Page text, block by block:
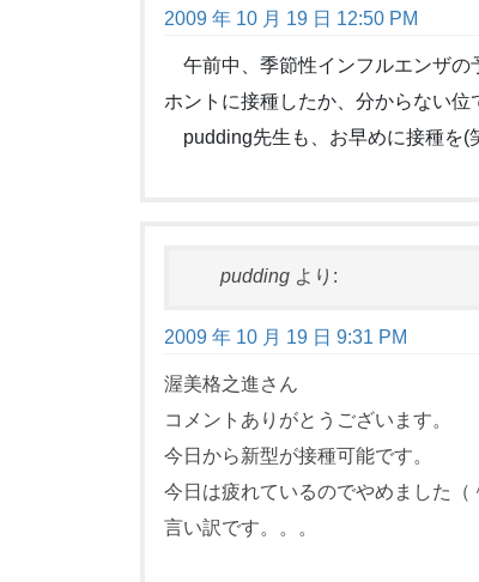
2009 年 10 月 19 日 12:50 PM
午前中、季節性インフルエンザの
ホントに接種したか、分からない位
pudding先生も、お早めに接種を(
pudding より:
2009 年 10 月 19 日 9:31 PM
渥美格之進さん
コメントありがとうございます。
今日から新型が接種可能です。
今日は疲れているのでやめました（
言い訳です。。。